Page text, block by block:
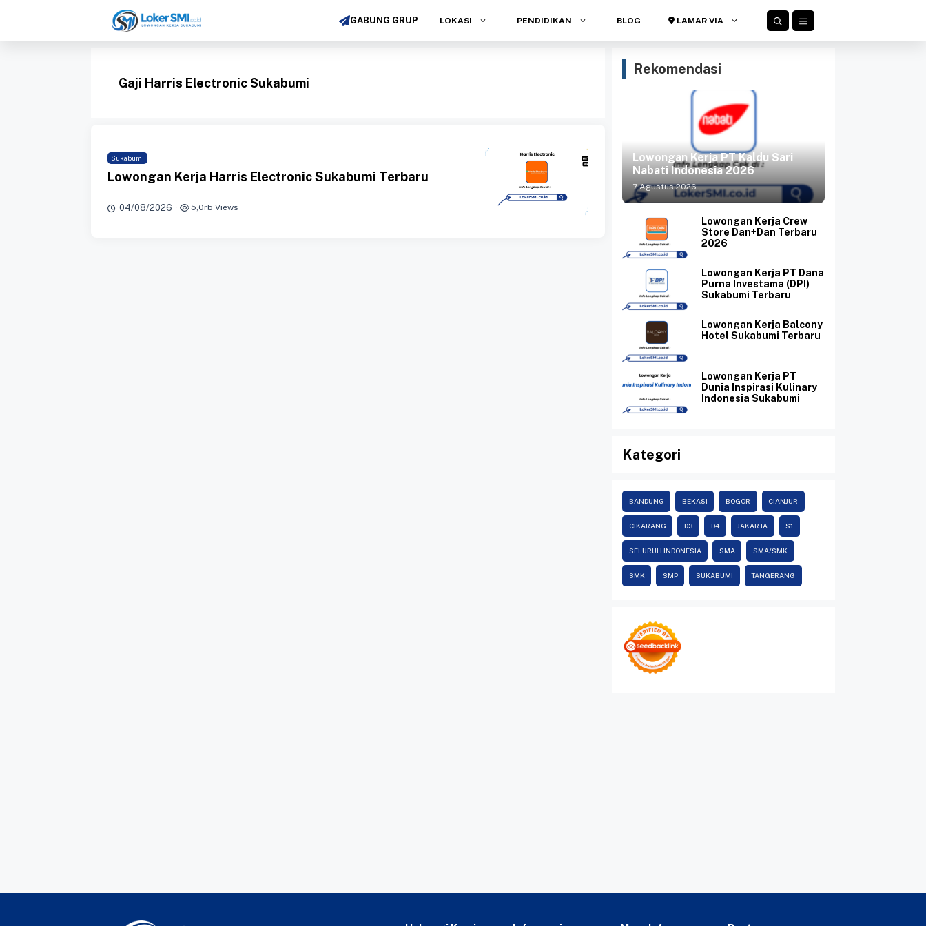
isi
GABUNG GRUP LOKASI PENDIDIKAN BLOG LAMAR VIA
Gaji Harris Electronic Sukabumi
Sukabumi
Lowongan Kerja Harris Electronic Sukabumi Terbaru
04/08/2026 · 5,0rb Views
Rekomendasi
Lowongan Kerja PT Kaldu Sari
Nabati Indonesia 2026
7 Agustus 2026
Lowongan Kerja Crew
Store Dan+Dan Terbaru
2026
Lowongan Kerja PT Dana
Purna Investama (DPI)
Sukabumi Terbaru
Lowongan Kerja Balcony
Hotel Sukabumi Terbaru
Lowongan Kerja PT
Dunia Inspirasi Kulinary
Indonesia Sukabumi
Kategori
BANDUNG BEKASI BOGOR CIANJUR
CIKARANG D3 D4 JAKARTA S1
SELURUH INDONESIA SMA SMA/SMK
SMK SMP SUKABUMI TANGERANG